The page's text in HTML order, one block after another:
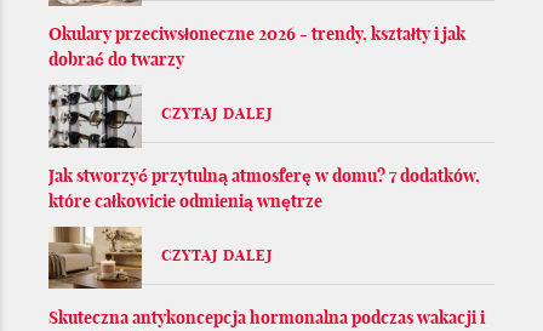
Okulary przeciwsłoneczne 2026 - trendy, kształty i jak
dobrać do twarzy
CZYTAJ DALEJ
Jak stworzyć przytulną atmosferę w domu? 7 dodatków,
które całkowicie odmienią wnętrze
CZYTAJ DALEJ
Skuteczna antykoncepcja hormonalna podczas wakacji i